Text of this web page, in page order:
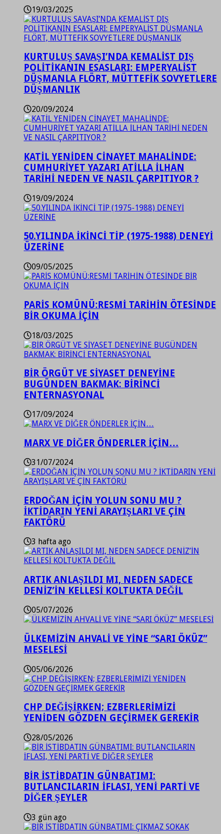
19/03/2025
KURTULUŞ SAVAŞI’NDA KEMALİST DIŞ
POLİTİKANIN ESASLARI: EMPERYALİST
DÜŞMANLA FLÖRT, MÜTTEFİK SOVYETLERE
DÜŞMANLIK
20/09/2024
KATİL YENİDEN CİNAYET MAHALİNDE:
CUMHURİYET YAZARI ATİLLA İLHAN
TARİHİ NEDEN VE NASIL ÇARPITIYOR ?
19/09/2024
50.YILINDA İKİNCİ TİP (1975-1988) DENEYİ
ÜZERİNE
09/05/2025
PARİS KOMÜNÜ:RESMİ TARİHİN ÖTESİNDE
BİR OKUMA İÇİN
18/03/2025
BİR ÖRGÜT VE SİYASET DENEYİNE
BUGÜNDEN BAKMAK: BİRİNCİ
ENTERNASYONAL
17/09/2024
MARX VE DİĞER ÖNDERLER İÇİN…
31/07/2024
ERDOĞAN İÇİN YOLUN SONU MU ?
İKTİDARIN YENİ ARAYIŞLARI VE ÇİN
FAKTÖRÜ
3 hafta ago
ARTIK ANLAŞILDI MI, NEDEN SADECE
DENİZ’İN KELLESİ KOLTUKTA DEĞİL
05/07/2026
ÜLKEMİZİN AHVALİ VE YİNE “SARI ÖKÜZ”
MESELESİ
05/06/2026
CHP DEĞİŞİRKEN; EZBERLERİMİZİ
YENİDEN GÖZDEN GEÇİRMEK GEREKİR
28/05/2026
BİR İSTİBDATIN GÜNBATIMI:
BUTLANCILARIN İFLASI, YENİ PARTİ VE
DİĞER ŞEYLER
3 gün ago